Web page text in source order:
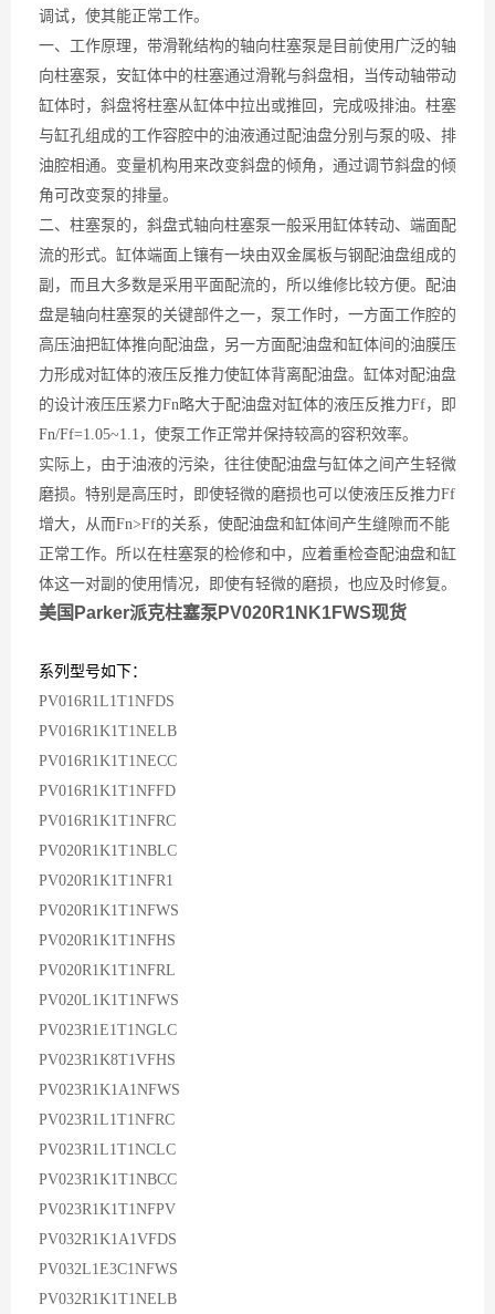
调试，使其能正常工作。
一、工作原理，带滑靴结构的轴向柱塞泵是目前使用广泛的轴
向柱塞泵，安缸体中的柱塞通过滑靴与斜盘相，当传动轴带动
缸体时，斜盘将柱塞从缸体中拉出或推回，完成吸排油。柱塞
与缸孔组成的工作容腔中的油液通过配油盘分别与泵的吸、排
油腔相通。变量机构用来改变斜盘的倾角，通过调节斜盘的倾
角可改变泵的排量。
二、柱塞泵的，斜盘式轴向柱塞泵一般采用缸体转动、端面配
流的形式。缸体端面上镶有一块由双金属板与钢配油盘组成的
副，而且大多数是采用平面配流的，所以维修比较方便。配油
盘是轴向柱塞泵的关键部件之一，泵工作时，一方面工作腔的
高压油把缸体推向配油盘，另一方面配油盘和缸体间的油膜压
力形成对缸体的液压反推力使缸体背离配油盘。缸体对配油盘
的设计液压压紧力Fn略大于配油盘对缸体的液压反推力Ff，即
Fn/Ff=1.05~1.1，使泵工作正常并保持较高的容积效率。
实际上，由于油液的污染，往往使配油盘与缸体之间产生轻微
磨损。特别是高压时，即使轻微的磨损也可以使液压反推力Ff
增大，从而Fn>Ff的关系，使配油盘和缸体间产生缝隙而不能
正常工作。所以在柱塞泵的检修和中，应着重检查配油盘和缸
体这一对副的使用情况，即使有轻微的磨损，也应及时修复。
美国Parker派克柱塞泵PV020R1NK1FWS现货
系列型号如下：
PV016R1L1T1NFDS
PV016R1K1T1NELB
PV016R1K1T1NECC
PV016R1K1T1NFFD
PV016R1K1T1NFRC
PV020R1K1T1NBLC
PV020R1K1T1NFR1
PV020R1K1T1NFWS
PV020R1K1T1NFHS
PV020R1K1T1NFRL
PV020L1K1T1NFWS
PV023R1E1T1NGLC
PV023R1K8T1VFHS
PV023R1K1A1NFWS
PV023R1L1T1NFRC
PV023R1L1T1NCLC
PV023R1K1T1NBCC
PV023R1K1T1NFPV
PV032R1K1A1VFDS
PV032L1E3C1NFWS
PV032R1K1T1NELB